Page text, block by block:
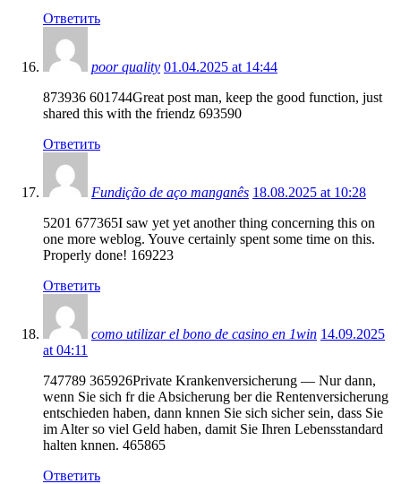
Ответить
poor quality 01.04.2025 at 14:44
873936 601744Great post man, keep the good function, just
shared this with the friendz 693590
Ответить
Fundição de aço manganês 18.08.2025 at 10:28
5201 677365I saw yet yet another thing concerning this on
one more weblog. Youve certainly spent some time on this.
Properly done! 169223
Ответить
como utilizar el bono de casino en 1win 14.09.2025
at 04:11
747789 365926Private Krankenversicherung — Nur dann,
wenn Sie sich fr die Absicherung ber die Rentenversicherung
entschieden haben, dann knnen Sie sich sicher sein, dass Sie
im Alter so viel Geld haben, damit Sie Ihren Lebensstandard
halten knnen. 465865
Ответить